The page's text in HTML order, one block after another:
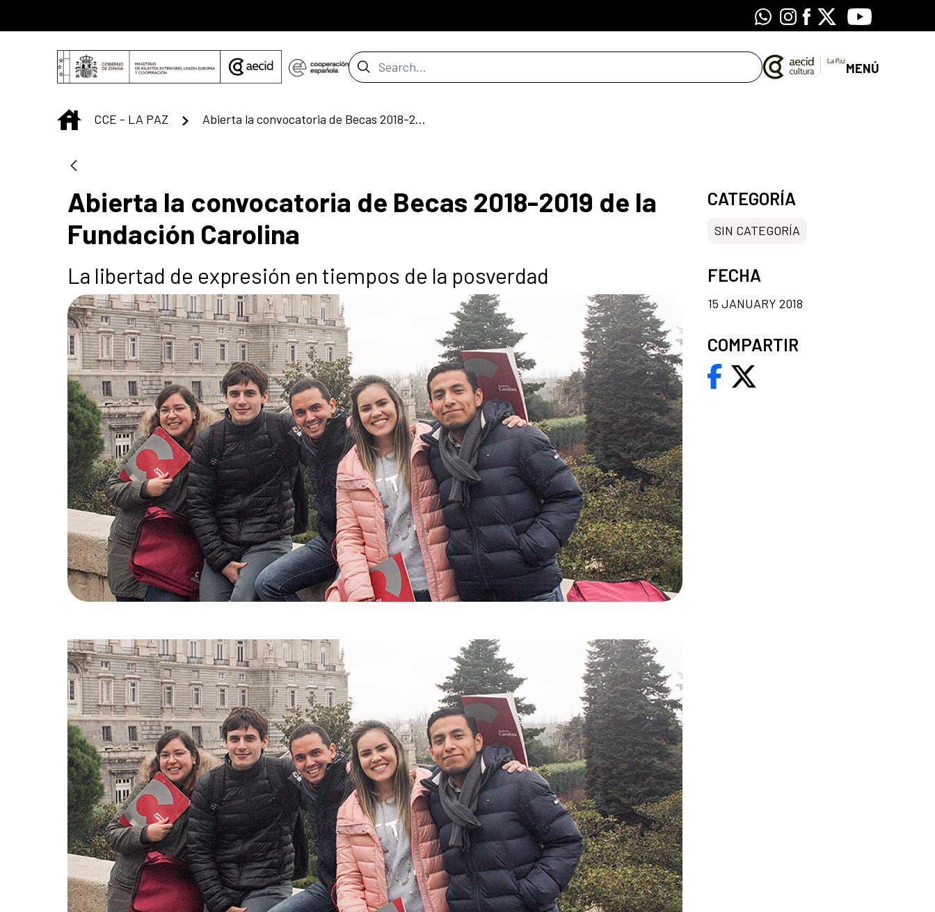
WhatsappInstagram
Facebook
X Youtube
Search Bar MENÚ
INICIO
CCE - LA PAZ Abierta la convocatoria de Becas 2018-2019 de la Fundación Carolina
Abierta la convocatoria de Becas 2018-2019 de la
Fundación Carolina
La libertad de expresión en tiempos de la posverdad
CATEGORÍA
SIN CATEGORÍA
FECHA
15 JANUARY 2018
COMPARTIR